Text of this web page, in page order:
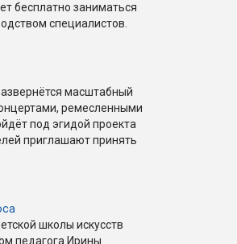
бесплатно заниматься
специалистов.
масштабный
ремесленными
под эгидой проекта
приглашают принять
школы искусств
педагога Ирины